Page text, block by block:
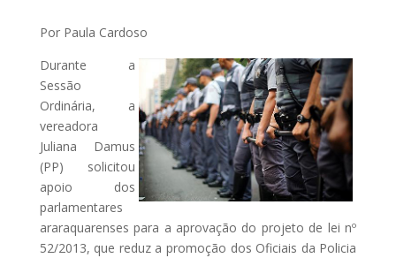
Por Paula Cardoso
Durante a
Sessão
Ordinária, a
vereadora
Juliana Damus
(PP) solicitou
apoio dos
parlamentares
araraquarenses para a aprovação do projeto de lei nº
52/2013, que reduz a promoção dos Oficiais da Policia